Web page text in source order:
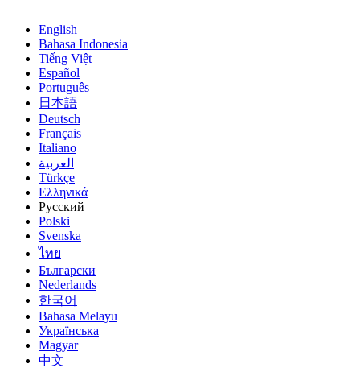
English
Bahasa Indonesia
Tiếng Việt
Español
Português
日本語
Deutsch
Français
Italiano
العربية
Türkçe
Ελληνικά
Русский
Polski
Svenska
ไทย
Български
Nederlands
한국어
Bahasa Melayu
Українська
Magyar
中文